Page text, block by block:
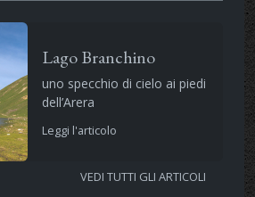
Lago Branchino
uno specchio di cielo ai piedi
dell’Arera
Leggi l'articolo
VEDI TUTTI GLI ARTICOLI